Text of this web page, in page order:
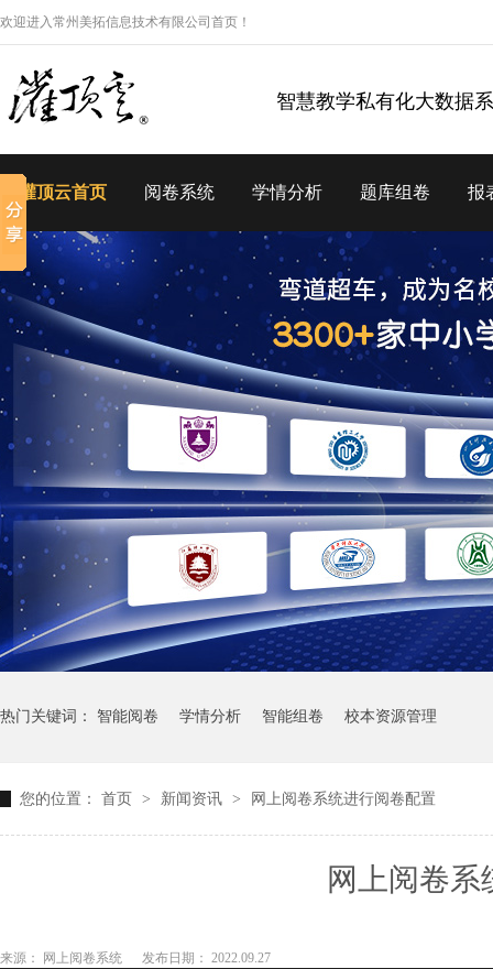
欢迎进入常州美拓信息技术有限公司首页！
智慧教学私有化大数据
灌顶云首页 阅卷系统 学情分析 题库组卷 报
热门关键词： 智能阅卷 学情分析 智能组卷 校本资源管理
您的位置： 首页 > 新闻资讯 > 网上阅卷系统进行阅卷配置
网上阅卷系
来源： 网上阅卷系统 发布日期： 2022.09.27